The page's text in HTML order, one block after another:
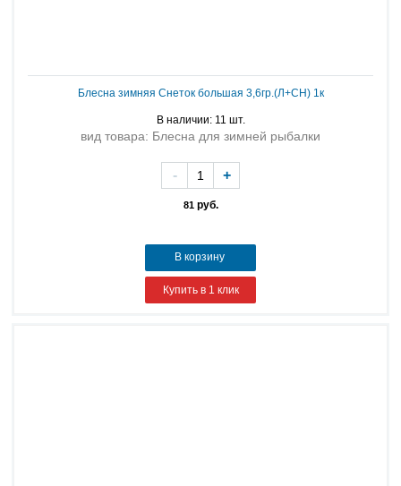
Блесна зимняя Снеток большая 3,6гр.(Л+СН) 1к
В наличии: 11 шт.
вид товара: Блесна для зимней рыбалки
81руб.
- +
В корзину
Купить в 1 клик